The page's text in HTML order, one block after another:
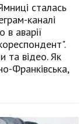
сталась
каналі
аварії
та відео. Як
Франківська,